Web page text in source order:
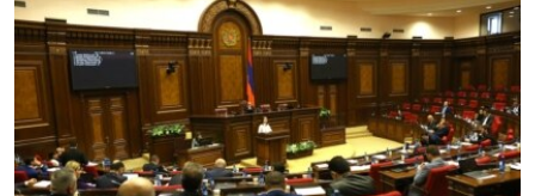
ՊԱՏԵՐԱԶՄԻ 6 ՇԱԲԱԹՆԵՐԸ
ՏԱՐԱԾԱՇՐՋԱՆ
ՄԻՋԱԶԳԱՅԻՆ
ՄՇԱԿՈՒՅԹ
ՍՊՈՐՏ